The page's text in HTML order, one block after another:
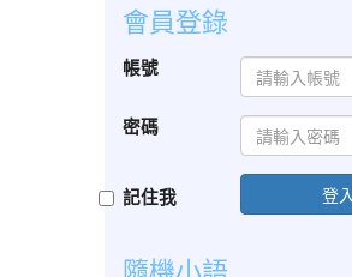
會員登錄
帳號
密碼
記住我 登入
隨機小語